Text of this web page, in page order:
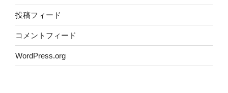
投稿フィード
コメントフィード
WordPress.org